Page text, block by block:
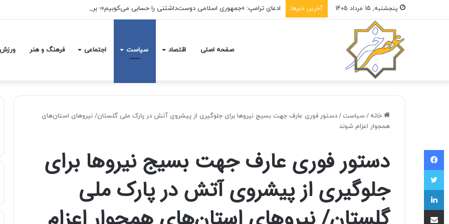
پنجشنبه, 15 مرداد 1405 آخرین خبرها
صفحه اصلی اقتصاد سیاست اجتماعی فرهنگ و هنر ورزش
خانه /سیاست /دستور فوری عارف جهت بسیج نیروها برای جلوگیری از پیشروی آتش در پارک ملی گلستان/ نیروهای استان‌های
همجوار اعزام شوند
دستور فوری عارف جهت بسیج نیروها برای
جلوگیری از پیشروی آتش در پارک ملی